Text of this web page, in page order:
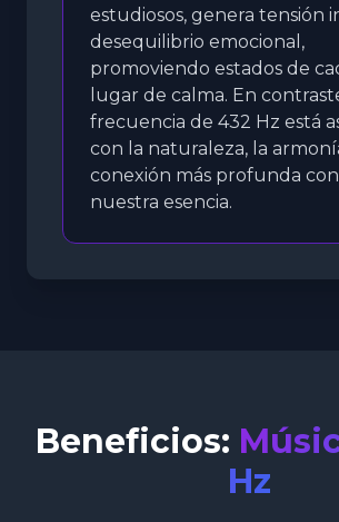
estudiosos, genera tensión
desequilibrio emocional,
promoviendo estados de
lugar de calma. En
frecuencia de 432 Hz está
con la naturaleza, la
conexión más profunda con
nuestra esencia.
Beneficios:
Hz